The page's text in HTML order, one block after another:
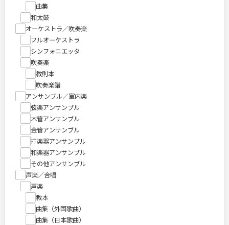
曲集
和太鼓
オーケストラ／吹奏楽
フルオーケストラ
シンフォニエッタ
吹奏楽
教則本
吹奏楽譜
アンサンブル／室内楽
弦楽アンサンブル
木管アンサンブル
金管アンサンブル
打楽器アンサンブル
和楽器アンサンブル
その他アンサンブル
声楽／合唱
声楽
教本
曲集（外国歌曲）
曲集（日本歌曲）